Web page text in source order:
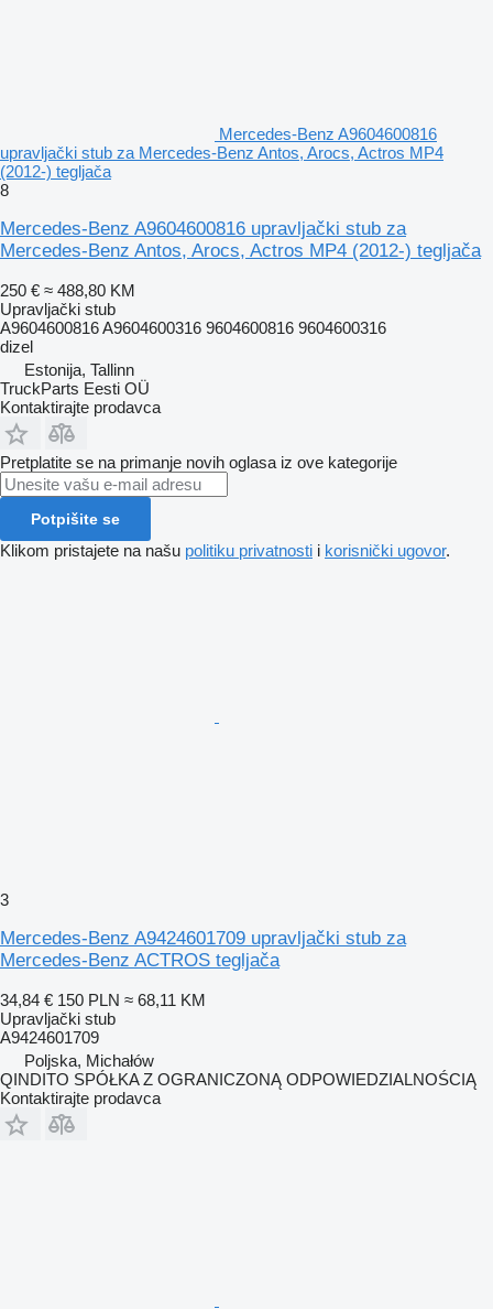
Mercedes-Benz A9604600816
upravljački stub za Mercedes-Benz Antos, Arocs, Actros MP4
(2012-) tegljača
8
Mercedes-Benz A9604600816 upravljački stub za
Mercedes-Benz Antos, Arocs, Actros MP4 (2012-) tegljača
250 € ≈ 488,80 KM
Upravljački stub
A9604600816 A9604600316 9604600816 9604600316
dizel
Estonija, Tallinn
TruckParts Eesti OÜ
Kontaktirajte prodavca
Pretplatite se na primanje novih oglasa iz ove kategorije
Potpišite se
Klikom pristajete na našu politiku privatnosti i korisnički ugovor.
3
Mercedes-Benz A9424601709 upravljački stub za
Mercedes-Benz ACTROS tegljača
34,84 € 150 PLN ≈ 68,11 KM
Upravljački stub
A9424601709
Poljska, Michałów
QINDITO SPÓŁKA Z OGRANICZONĄ ODPOWIEDZIALNOŚCIĄ
Kontaktirajte prodavca